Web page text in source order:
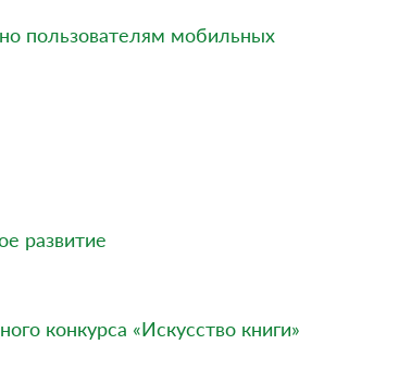
пользователям мобильных
развитие
конкурса «Искусство книги»